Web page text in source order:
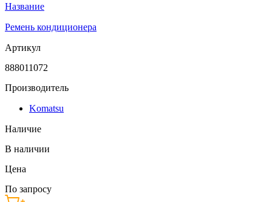
Название
Ремень кондиционера
Артикул
888011072
Производитель
Komatsu
Наличие
В наличии
Цена
По запросу